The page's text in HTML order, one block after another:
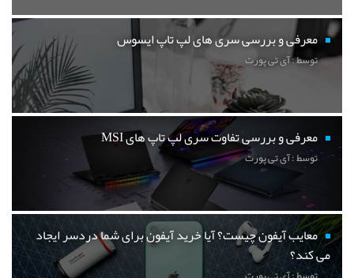
معرفی و بررسی سری های لپ تاپ ایسوس
توسط : آی تی پورت
معرفی و بررسی تفاوت سری لپ تاپ های MSI
توسط : آی تی پورت
معایب آیفون چیست؟ آیا خرید آیفون برای شما دردسر ایجاد
می کند؟